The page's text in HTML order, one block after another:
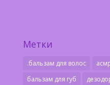
Метки
.бальзам для волос
бальзам для губ